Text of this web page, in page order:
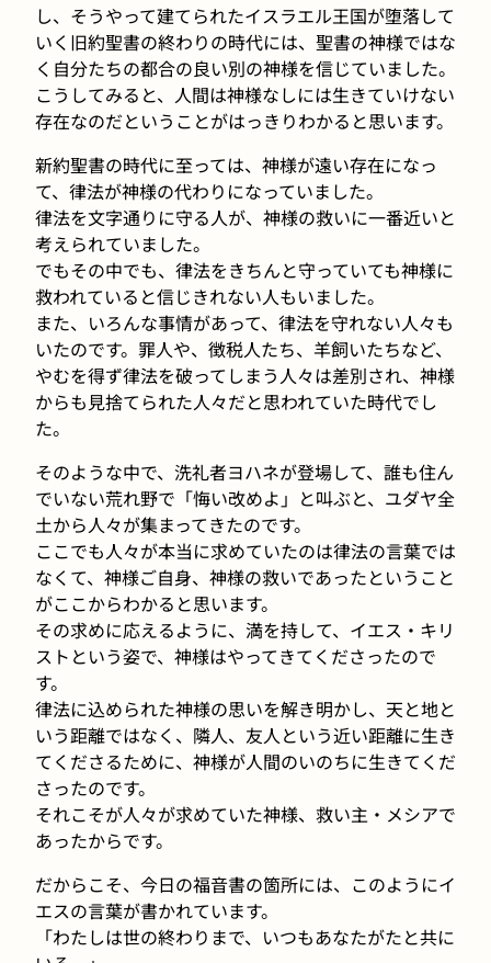
し、そうやって建てられたイスラエル王国が堕落して
いく旧約聖書の終わりの時代には、聖書の神様ではな
く自分たちの都合の良い別の神様を信じていました。
こうしてみると、人間は神様なしには生きていけない
存在なのだということがはっきりわかると思います。
新約聖書の時代に至っては、神様が遠い存在になっ
て、律法が神様の代わりになっていました。
律法を文字通りに守る人が、神様の救いに一番近いと
考えられていました。
でもその中でも、律法をきちんと守っていても神様に
救われていると信じきれない人もいました。
また、いろんな事情があって、律法を守れない人々も
いたのです。罪人や、徴税人たち、羊飼いたちなど、
やむを得ず律法を破ってしまう人々は差別され、神様
からも見捨てられた人々だと思われていた時代でし
た。
そのような中で、洗礼者ヨハネが登場して、誰も住ん
でいない荒れ野で「悔い改めよ」と叫ぶと、ユダヤ全
土から人々が集まってきたのです。
ここでも人々が本当に求めていたのは律法の言葉では
なくて、神様ご自身、神様の救いであったということ
がここからわかると思います。
その求めに応えるように、満を持して、イエス・キリ
ストという姿で、神様はやってきてくださったので
す。
律法に込められた神様の思いを解き明かし、天と地と
いう距離ではなく、隣人、友人という近い距離に生き
てくださるために、神様が人間のいのちに生きてくだ
さったのです。
それこそが人々が求めていた神様、救い主・メシアで
あったからです。
だからこそ、今日の福音書の箇所には、このようにイ
エスの言葉が書かれています。
「わたしは世の終わりまで、いつもあなたがたと共に